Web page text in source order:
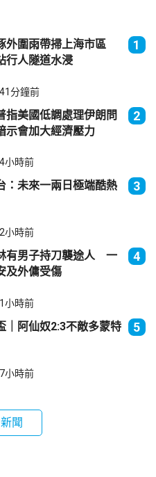
外圍雨帶掃上海市區
行人隧道水浸
1
41分鐘前
指美國低調處理伊朗問
會加大經濟壓力
2
4小時前
：未來一兩日極端酷熱
3
2小時前
有男子持刀襲途人 一
及外傭受傷
4
1小時前
｜阿仙奴2:3不敵多蒙特 5
7小時前
聞